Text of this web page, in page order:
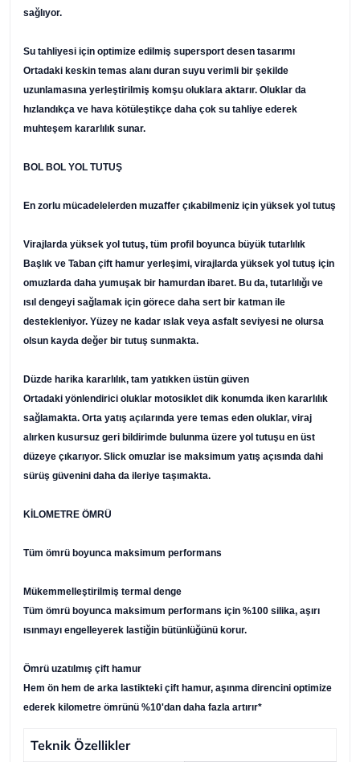
sağlıyor.
Su tahliyesi için optimize edilmiş supersport desen tasarımı
Ortadaki keskin temas alanı duran suyu verimli bir şekilde
uzunlamasına yerleştirilmiş komşu oluklara aktarır. Oluklar da
hızlandıkça ve hava kötüleştikçe daha çok su tahliye ederek
muhteşem kararlılık sunar.
BOL BOL YOL TUTUŞ
En zorlu mücadelelerden muzaffer çıkabilmeniz için yüksek yol tutuş
Virajlarda yüksek yol tutuş, tüm profil boyunca büyük tutarlılık
Başlık ve Taban çift hamur yerleşimi, virajlarda yüksek yol tutuş için
omuzlarda daha yumuşak bir hamurdan ibaret. Bu da, tutarlılığı ve
ısıl dengeyi sağlamak için görece daha sert bir katman ile
destekleniyor. Yüzey ne kadar ıslak veya asfalt seviyesi ne olursa
olsun kayda değer bir tutuş sunmakta.
Düzde harika kararlılık, tam yatıkken üstün güven
Ortadaki yönlendirici oluklar motosiklet dik konumda iken kararlılık
sağlamakta. Orta yatış açılarında yere temas eden oluklar, viraj
alırken kusursuz geri bildirimde bulunma üzere yol tutuşu en üst
düzeye çıkarıyor. Slick omuzlar ise maksimum yatış açısında dahi
sürüş güvenini daha da ileriye taşımakta.
KİLOMETRE ÖMRÜ
Tüm ömrü boyunca maksimum performans
Mükemmelleştirilmiş termal denge
Tüm ömrü boyunca maksimum performans için %100 silika, aşırı
ısınmayı engelleyerek lastiğin bütünlüğünü korur.
Ömrü uzatılmış çift hamur
Hem ön hem de arka lastikteki çift hamur, aşınma direncini optimize
ederek kilometre ömrünü %10'dan daha fazla artırır*
Teknik Özellikler